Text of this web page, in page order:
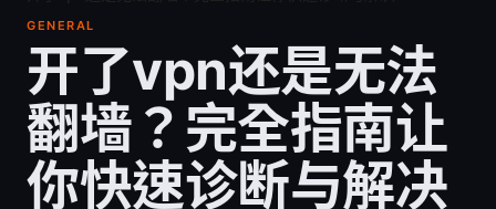
GENERAL
开了vpn还是无法
翻墙？完全指南让
你快速诊断与解决